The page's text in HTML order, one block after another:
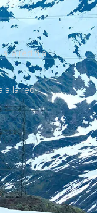
a la red fija
a la red